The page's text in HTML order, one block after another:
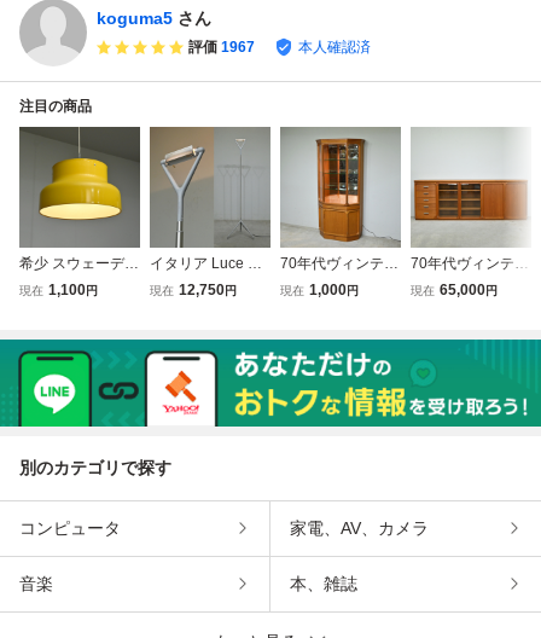
koguma5 さん
評価 1967 本人確認済
注目の商品
希少 スウェーデン
Atelje Lyktan “Bu
ライト 3灯 70年代
ヴィンテージ/アト
リエリクタン ウェ
グナー
現在 1,100円
イタリア Luce Pla
n “Lola” フロアス
o アルミ色/ヤマギ
ワ カッシーナ Flo
s Artemide ポスト
モダン
現在 12,750円
70年代ヴィンテー
ジ 日田工芸 “マキ
り棚/キュリオケー
ス 収納 キャビネ
ット 北欧 ウェグ
ナー 山品木工
現在 1,000円
70年代ヴィンテー
ジ 日田工芸 “マキ
ト 北欧モダン ウ
ェグナー 天童木工
青林製作所
現在 65,000円
別のカテゴリで探す
コンピュータ 家電、AV、カメラ
音楽 本、雑誌